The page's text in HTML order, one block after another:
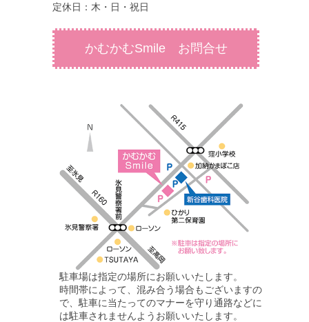
定休日：木・日・祝日
かむかむSmile お問合せ
駐車場は指定の場所にお願いいたします。
時間帯によって、混み合う場合もございますの
で、駐車に当たってのマナーを守り通路などに
は駐車されませんようお願いいたします。